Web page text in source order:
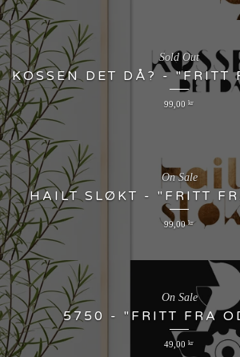
KOSSEN DET DÅ? - "FRITT
99,00 kr
Sold Out
HAILT SLØKT - "FRITT
99,00kr
On Sale
5750 - "FRITT FRA
49,00 kr
On Sale